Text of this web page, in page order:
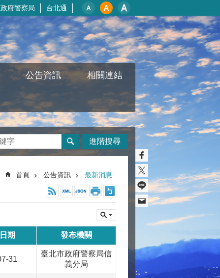
府警察局 台北通
公告資訊 相關連結
進階搜尋
首頁 公告資訊 最新消息
期 發布機關
31
臺北市政府警察局信
義分局